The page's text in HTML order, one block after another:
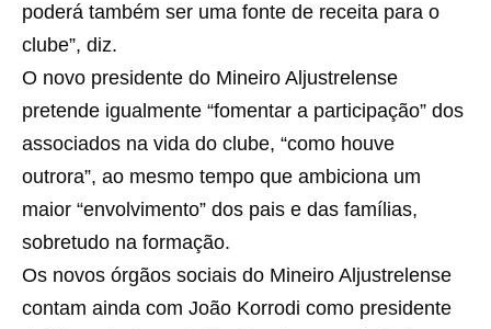
poderá também ser uma fonte de receita para o
clube”, diz.
O novo presidente do Mineiro Aljustrelense
pretende igualmente “fomentar a participação” dos
associados na vida do clube, “como houve
outrora”, ao mesmo tempo que ambiciona um
maior “envolvimento” dos pais e das famílias,
sobretudo na formação.
Os novos órgãos sociais do Mineiro Aljustrelense
contam ainda com João Korrodi como presidente